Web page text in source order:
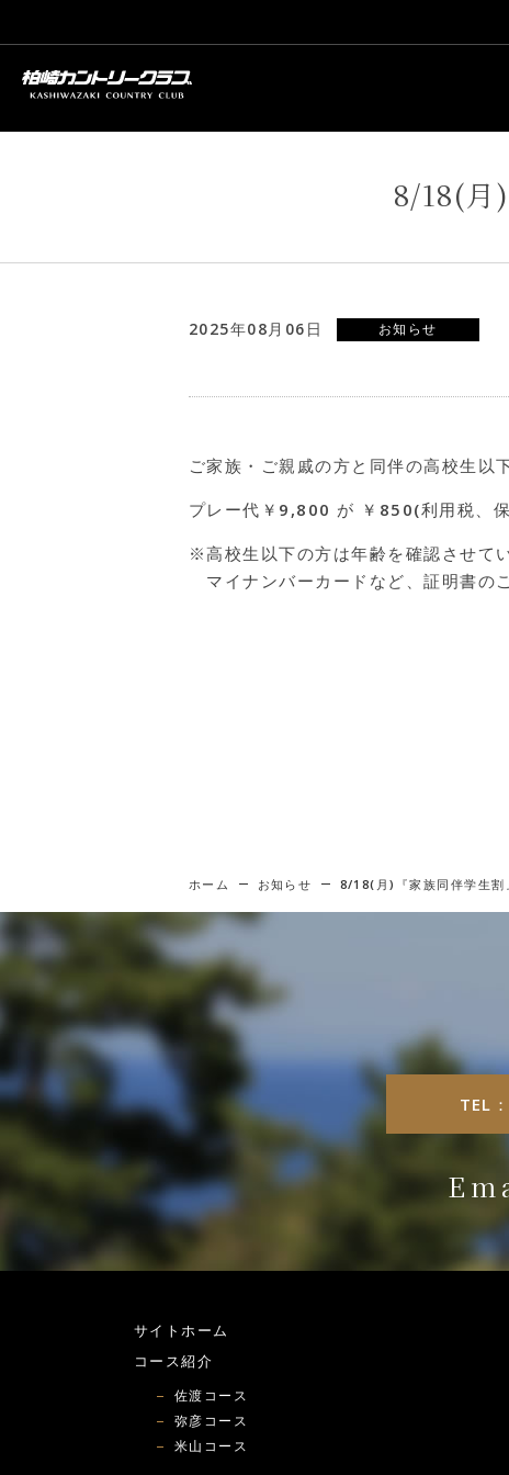
8/18(月
2025年08月06日 お知らせ
ご家族・ご親戚の方と同伴の高校生以
プレー代￥9,800 が ￥850(利用税、
※高校生以下の方は年齢を確認させて
マイナンバーカードなど、証明書の
ホーム お知らせ 8/18(月)『家族同伴学生割
TEL
サイトホーム
コース紹介
佐渡コース
弥彦コース
米山コース